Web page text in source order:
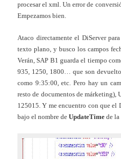
procesar el xml. Un error de
Empezamos bien.
Ataco directamente el DiServer
texto plano, y busco los campos
Verán, SAP B1 guarda el tiempo
935, 1250, 1800… que son
como 9:35:00, etc. Pero hay un
resto de documentos de márketing),
125015. Y me encuentro con que el
bajo el nombre deUpdateTime de